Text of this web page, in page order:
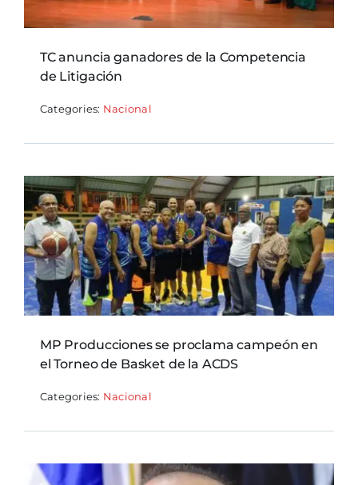
TC anuncia ganadores de la Competencia
de Litigación
Categories: Nacional
MP Producciones se proclama campeón en
el Torneo de Basket de la ACDS
Categories: Nacional